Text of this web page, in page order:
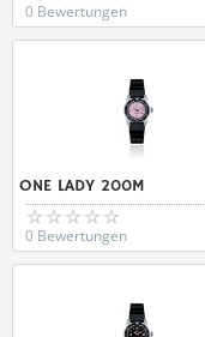
0 Bewertungen
ONE LADY 200M
0 Bewertungen